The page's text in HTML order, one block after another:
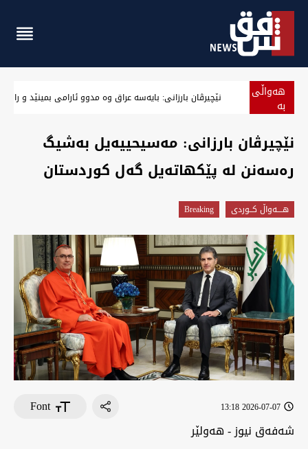
هەواڵی
بە نێچیرڤان بارزانی: بایەسە عراق وە مدوو ئارامی بمینێد و
نێچیرڤان بارزانی: مەسیحییەیل بەشیگ
رەسەنن لە پێکهاتەیل گەل کوردستان
هــــه‌واڵ كــوردى Breaking
2026-07-07 13:18
Font
شەفەق نیوز - هەولێر